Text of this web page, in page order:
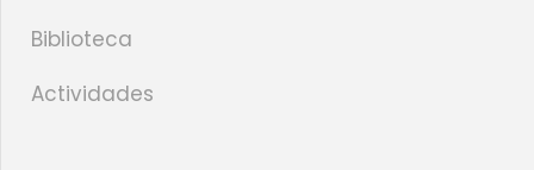
Biblioteca
Actividades